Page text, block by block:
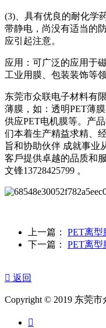
(3)、具有优良的耐化学
带静电，尚没有适当的
应引起注意。
应用：可广泛的应用于
工业用膜、包装装饰等领
东莞市众联电子材料有
薄膜，如：透明PET薄
供应PET电机膜等。产
们本着生产精益求精、
旨和协助伙伴 成就事业
客戶提供卓越的品质和
文锋13728425799 。
上一篇： PET离
下一篇： PET离
 返回
Copyright © 2019 东莞
